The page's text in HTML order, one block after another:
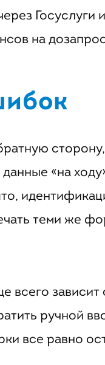
на
«на
теми же
зависит
ручной
все равно